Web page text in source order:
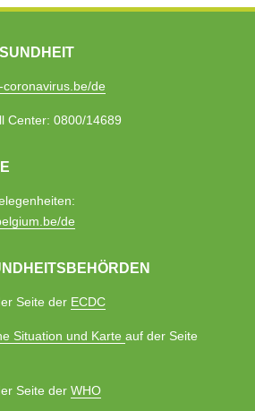
coronavirus.be/de​
Center: 0800/14689​
de​
Seite der ECDC
Situation und Karte auf der Seite
Seite der WHO